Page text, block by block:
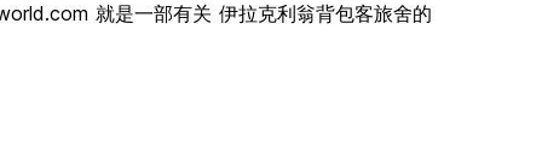
就是一部有关 伊拉克利翁背包客旅舍的